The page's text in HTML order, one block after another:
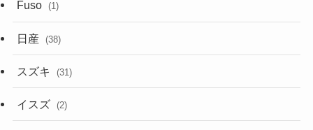
Fuso (1)
日産 (38)
スズキ (31)
イスズ (2)